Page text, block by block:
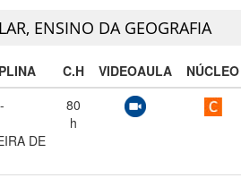
ENSINO DA GEOGRAFIA
C.H VIDEOAULA
NÚCLEO
DE
80
h